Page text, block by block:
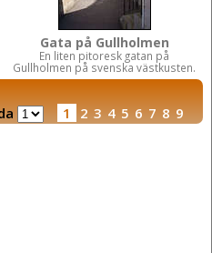
Gata på Gullholmen
En liten pitoresk gatan på
Gullholmen på svenska västkusten.
1 2 3 4 5 6 7 8 9